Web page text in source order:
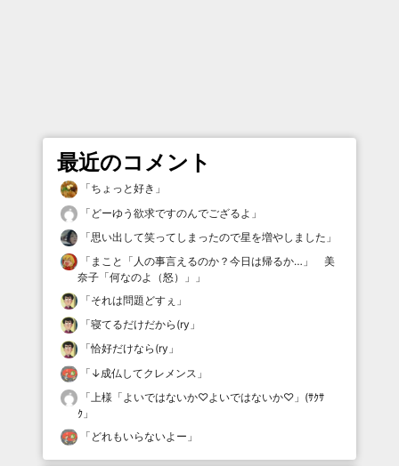
最近のコメント
「ちょっと好き 」
「 どーゆう欲求ですのんでござるよ 」
「思い出して笑ってしまったので星を増やしました 」
「 まこと「人の事言えるのか？今日は帰るか…」 美
奈子「何なのよ（怒）」
」
「それは問題どすぇ 」
「寝てるだけだから(ry 」
「恰好だけなら(ry 」
「 ↓成仏してクレメンス 」
「 上様「よいではないか♡よいではないか♡」(ｻｸｻ
ｸ 」
「 どれもいらないよー 」